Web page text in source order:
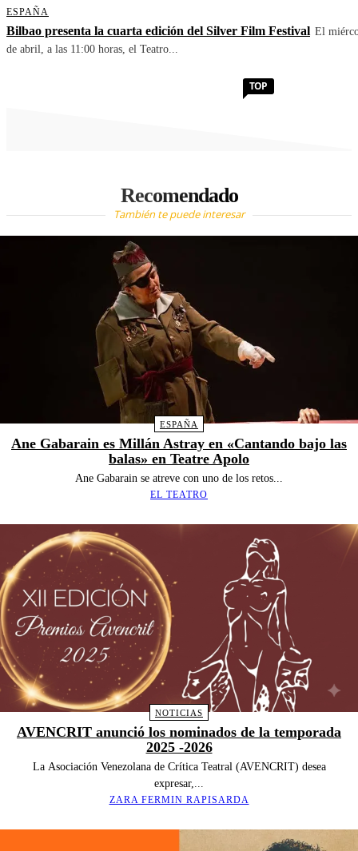
ESPAÑA
Bilbao presenta la cuarta edición del Silver Film Festival El
de abril, a las 11:00 horas, el Teatro...
Recomendado
TOP
También te puede interesar
ESPAÑA
Ane Gabarain es Millán Astray en «Cantando bajo las
balas» en Teatre Apolo
Ane Gabarain se atreve con uno de los retos...
EL TEATRO
NOTICIAS
AVENCRIT anunció los nominados de la temporada
2025 -2026
La Asociación Venezolana de Crítica Teatral (AVENCRIT) desea
expresar,...
ZARA FERMIN RAPISARDA